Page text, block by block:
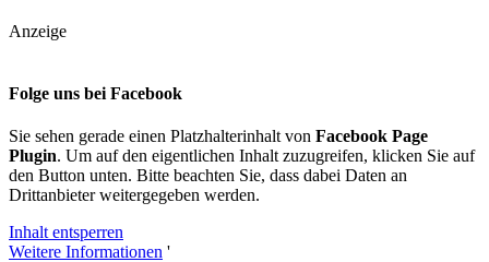
Anzeige
Folge uns bei Facebook
Sie sehen gerade einen Platzhalterinhalt von Facebook Page
Plugin. Um auf den eigentlichen Inhalt zuzugreifen, klicken Sie auf
den Button unten. Bitte beachten Sie, dass dabei Daten an
Drittanbieter weitergegeben werden.
Inhalt entsperren
Weitere Informationen '